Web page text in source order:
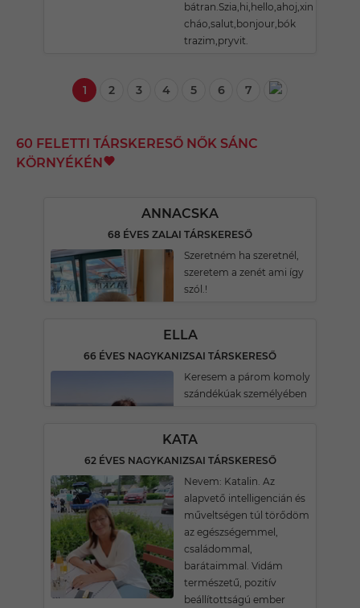
bátran.Szia,hi,hello,ahoj,xin
cháo,salut,bonjour,bók
trazim,pryvit.
1 2 3 4 5 6 7
60 FELETTI TÁRSKERESŐ NŐK SÁNC
KÖRNYÉKÉN
ANNACSKA
68 ÉVES ZALAI TÁRSKERESŐ
Szeretném ha szeretnél,
szeretem a zenét ami így
szól.!
ELLA
66 ÉVES NAGYKANIZSAI TÁRSKERESŐ
Keresem a párom komoly
szándékúak személyében
KATA
62 ÉVES NAGYKANIZSAI TÁRSKERESŐ
Nevem: Katalin. Az
alapvető intelligencián és
műveltségen túl törődöm
az egészségemmel,
családommal,
barátaimmal. Vidám
természetű, pozitív
beállítottságú ember